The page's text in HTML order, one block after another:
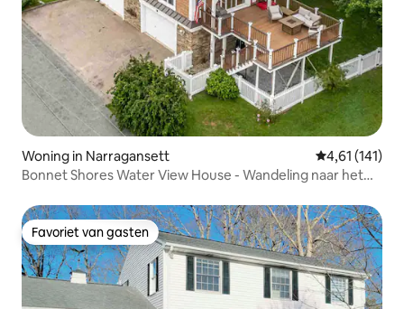
Woning in Narragansett Gemiddelde
4,61 (141)
Bonnet Shores Water View House - Wandeling naar het
Favoriet van gasten
Favoriet van gasten